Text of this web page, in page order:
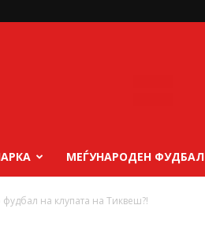
МЕЃУНАРОДЕН ФУДБАЛ
на клупата на Тиквеш?!